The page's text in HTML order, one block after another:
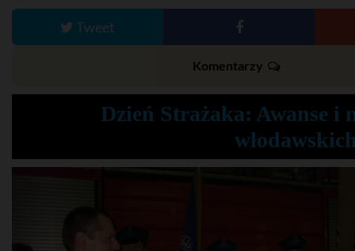
Tweet
Komentarzy
Dzień Strażaka: Awanse i